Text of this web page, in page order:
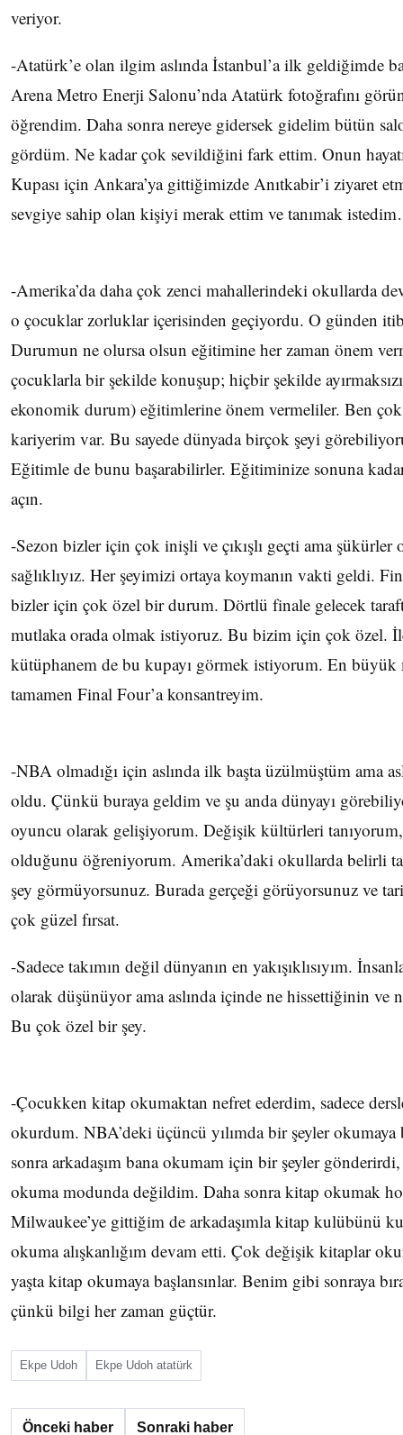
veriyor.
-Atatürk’e olan ilgim aslında İstanbul’a ilk geldiğimde
Arena Metro Enerji Salonu’nda Atatürk fotoğrafını
öğrendim. Daha sonra nereye gidersek gidelim bütün
gördüm. Ne kadar çok sevildiğini fark ettim. Onun
Kupası için Ankara’ya gittiğimizde Anıtkabir’i ziyaret
sevgiye sahip olan kişiyi merak ettim ve tanımak
-Amerika’da daha çok zenci mahallerindeki okullarda
o çocuklar zorluklar içerisinden geçiyordu. O günden
Durumun ne olursa olsun eğitimine her zaman önem
çocuklarla bir şekilde konuşup; hiçbir şekilde
ekonomik durum) eğitimlerine önem vermeliler. Ben çok
kariyerim var. Bu sayede dünyada birçok şeyi
Eğitimle de bunu başarabilirler. Eğitiminize sonuna
açın.
-Sezon bizler için çok inişli ve çıkışlı geçti ama
sağlıklıyız. Her şeyimizi ortaya koymanın vakti geldi.
bizler için çok özel bir durum. Dörtlü finale gelecek
mutlaka orada olmak istiyoruz. Bu bizim için çok özel.
kütüphanem de bu kupayı görmek istiyorum. En
tamamen Final Four’a konsantreyim.
-NBA olmadığı için aslında ilk başta üzülmüştüm ama
oldu. Çünkü buraya geldim ve şu anda dünyayı
oyuncu olarak gelişiyorum. Değişik kültürleri
olduğunu öğreniyorum. Amerika’daki okullarda belirli
şey görmüyorsunuz. Burada gerçeği görüyorsunuz ve
çok güzel fırsat.
-Sadece takımın değil dünyanın en yakışıklısıyım.
olarak düşünüyor ama aslında içinde ne hissettiğinin ve
Bu çok özel bir şey.
-Çocukken kitap okumaktan nefret ederdim, sadece
okurdum. NBA’deki üçüncü yılımda bir şeyler okumaya
sonra arkadaşım bana okumam için bir şeyler
okuma modunda değildim. Daha sonra kitap okumak
Milwaukee’ye gittiğim de arkadaşımla kitap kulübünü
okuma alışkanlığım devam etti. Çok değişik kitaplar
yaşta kitap okumaya başlansınlar. Benim gibi sonraya
çünkü bilgi her zaman güçtür.
Ekpe Udoh Ekpe Udoh atatürk
Önceki haber Sonraki haber